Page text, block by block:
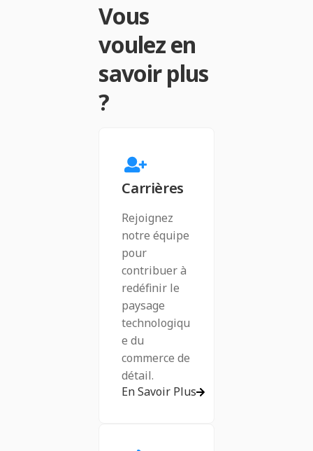
Vous
voulez en
savoir plus
?
Carrières
Rejoignez
notre équipe
pour
contribuer à
redéfinir le
paysage
technologiqu
e du
commerce de
détail.
En Savoir Plus